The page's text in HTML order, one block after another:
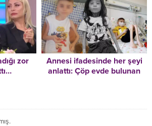
zor
yanına,
Annesi ifadesinde her şeyi
anlattı: Çöp evde bulunan